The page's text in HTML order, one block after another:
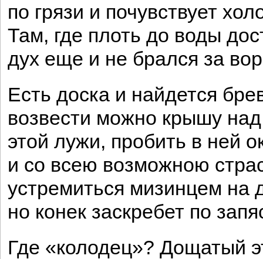
по грязи и почувствует
Там, где плоть до воды
дух еще и не брался за
Есть доска и найдется
возвести можно крышу
этой лужи, пробить в ней
и со всею возможною
устремиться мизинцем на
но конек заскребет по
Где «колодец»? Дощатый